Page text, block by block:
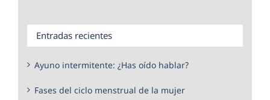
Entradas recientes
Ayuno intermitente: ¿Has oído hablar?
Fases del ciclo menstrual de la mujer